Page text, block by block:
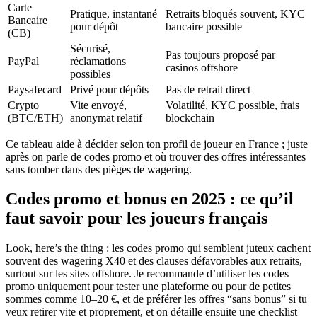
Carte
Bancaire
(CB)
Pratique, instantané
pour dépôt
Retraits bloqués souvent, KYC
bancaire possible
PayPal
Sécurisé,
réclamations
possibles
Pas toujours proposé par
casinos offshore
Paysafecard
Privé pour dépôts
Pas de retrait direct
Crypto
(BTC/ETH)
Vite envoyé,
anonymat relatif
Volatilité, KYC possible, frais
blockchain
Ce tableau aide à décider selon ton profil de joueur en France ; juste
après on parle de codes promo et où trouver des offres intéressantes
sans tomber dans des pièges de wagering.
Codes promo et bonus en 2025 : ce qu’il
faut savoir pour les joueurs français
Look, here’s the thing : les codes promo qui semblent juteux cachent
souvent des wagering X40 et des clauses défavorables aux retraits,
surtout sur les sites offshore. Je recommande d’utiliser les codes
promo uniquement pour tester une plateforme ou pour de petites
sommes comme 10–20 €, et de préférer les offres “sans bonus” si tu
veux retirer vite et proprement, et on détaille ensuite une checklist